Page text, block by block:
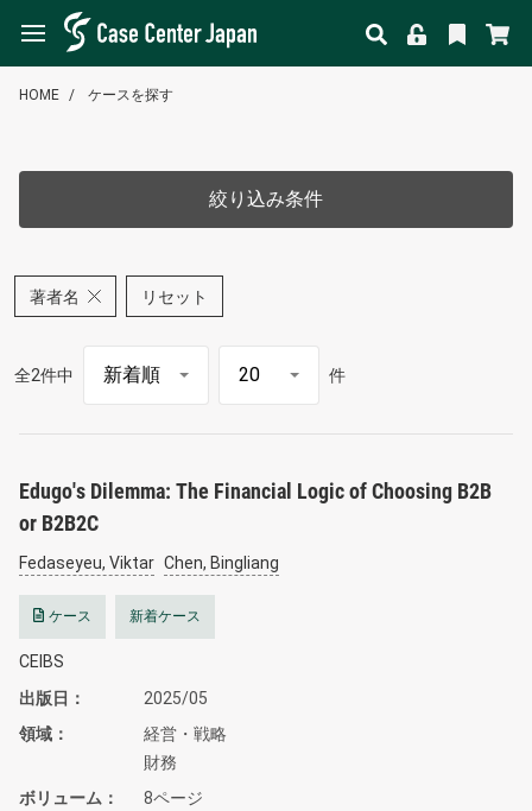
HOME ケースを探す
著者名 リセット
全2件中 件
Edugo's Dilemma: The Financial Logic of Choosing B2B
or B2B2C
Fedaseyeu, Viktar Chen, Bingliang
ケース 新着ケース
CEIBS
出版日
2025/05
領域
経営・戦略
財務
ボリューム
8ページ
絞り込み条件